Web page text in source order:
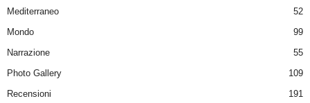
Mediterraneo
52
Mondo
99
Narrazione
55
Photo Gallery
109
Recensioni
191